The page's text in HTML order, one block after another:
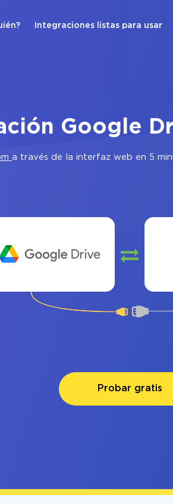
Integraciones listas para usar
Google
a través de la interfaz web en 5
Probar gratis